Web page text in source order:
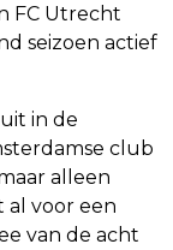
FC Utrecht
seizoen actief
in de
club
alleen
al voor een
van de acht